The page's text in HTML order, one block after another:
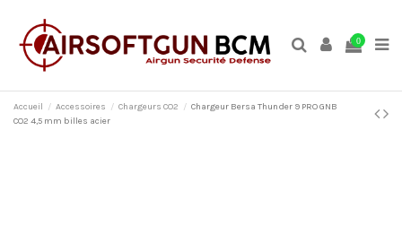
0
Accueil Accessoires Chargeurs CO2
Chargeur Bersa Thunder 9 PRO GNB
CO2 4,5 mm billes acier